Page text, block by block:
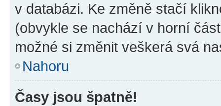
v databázi. Ke změně stačí
(obvykle se nachází v horní
možné si změnit veškerá svá
Nahoru
Časy jsou špatně!